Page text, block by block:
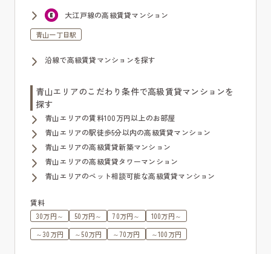
大江戸線の高級賃貸マンション
青山一丁目駅
沿線で高級賃貸マンションを探す
青山エリアのこだわり条件で高級賃貸マンションを
探す
青山エリアの賃料100万円以上のお部屋
青山エリアの駅徒歩5分以内の高級賃貸マンション
青山エリアの高級賃貸新築マンション
青山エリアの高級賃貸タワーマンション
青山エリアのペット相談可能な高級賃貸マンション
賃料
30万円～ 50万円～ 70万円～
100万円～
～30万円
～50万円 ～70万円 ～100万円